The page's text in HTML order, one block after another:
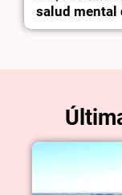
salud mental